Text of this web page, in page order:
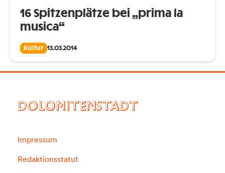
16 Spitzenplätze bei „prima la
musica“
Kultur 13.03.2014
DOLOMITENSTADT
Impressum
Redaktionsstatut